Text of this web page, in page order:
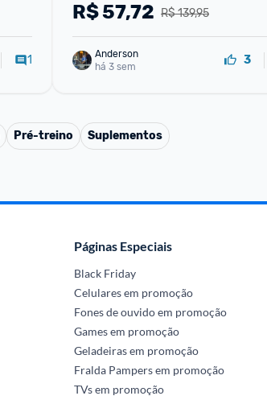
1
R$ 139,95
R$57,72
Anderson
há 3 sem
3
Pré-treino Suplementos
Páginas Especiais
Black Friday
Celulares em promoção
Fones de ouvido em promoção
Games em promoção
Geladeiras em promoção
Fralda Pampers em promoção
TVs em promoção